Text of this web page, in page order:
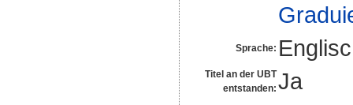
Sprache:
Titel an der UBT
entstanden: Ja